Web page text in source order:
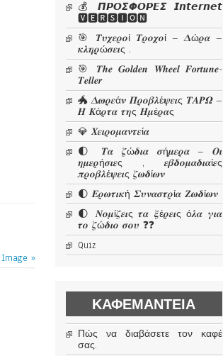
»
💰 𝞟𝞠𝞞𝞢𝞥𝞞𝞠𝞔𝞢 𝙄𝙣𝙩𝙚𝙧𝙣𝙚𝙩
🆅🅴🆁🆂🅸🅾🅽
🎯 𝜯𝝊𝝌𝜺𝝆𝝄ί 𝜯𝝆𝝄𝝌𝝄ί – 𝜟ώ𝝆𝜶 –
𝜿𝝀𝜼𝝆ώ𝝈𝜺𝜾ς .
🎯 𝑻𝒉𝒆 𝑮𝒐𝒍𝒅𝒆𝒏 𝑾𝒉𝒆𝒆𝒍 𝑭𝒐𝒓𝒕𝒖𝒏𝒆-
𝑻𝒆𝒍𝒍𝒆𝒓
🐲 𝜟𝝎𝝆𝜺ά𝝂 𝜫𝝆𝝄𝜷𝝀έ𝝍𝜺𝜾ς 𝜯𝜜𝜬𝜴 –
𝜢 𝜥ά𝝆𝝉𝜶 𝝉𝜼ς 𝜢𝝁έ𝝆𝜶ς
💎 𝜲𝜺𝜾𝝆𝝄𝝁𝜶𝝂𝝉𝜺ί𝜶
🌓 𝜯𝜶 𝜻ώ𝜹𝜾𝜶 𝝈ή𝝁𝜺𝝆𝜶 – 𝜪𝜾
𝜼𝝁𝜺𝝆ή𝝈𝜾𝜺ς , 𝜺𝜷𝜹𝝄𝝁𝜶𝜹𝜾𝜶ί𝜺ς
𝝅𝝆𝝄𝜷𝝀έ𝝍𝜺𝜾ς 𝜻𝝎𝜹ί𝝎𝝂
🌓 𝜠𝝆𝝎𝝉𝜾𝜿ή 𝜮𝝊𝝂𝜶𝝈𝝉𝝆ί𝜶 𝜡𝝎𝜹ί𝝎𝝂
🌓 𝜨𝝄𝝁ί𝜻𝜺𝜾ς 𝝉𝜶 𝝃έ𝝆𝜺𝜾ς ό𝝀𝜶 𝜸𝜾𝜶
𝝉𝝄 𝜻ώ𝜹𝜾𝝄 𝝈𝝄𝝊 ❓❓
Quiz
ΚΑΦΕΜΑΝΤΕΊΑ
Πώς να διαβάσετε τον καφέ
σας.